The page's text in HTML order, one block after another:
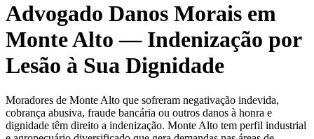
Advogado Danos Morais em
Monte Alto — Indenização por
Lesão à Sua Dignidade
Moradores de Monte Alto que sofreram negativação indevida,
cobrança abusiva, fraude bancária ou outros danos à honra e
dignidade têm direito a indenização. Monte Alto tem perfil industrial